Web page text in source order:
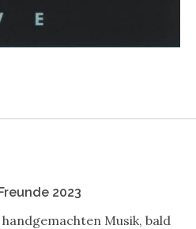
2023
Musik, bald